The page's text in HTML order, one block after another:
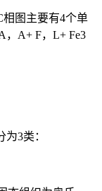
相图主要有4个单
，A+ F，L+ Fe3
3类：